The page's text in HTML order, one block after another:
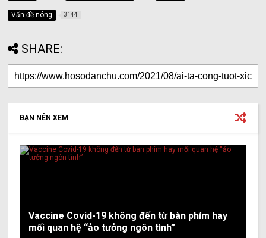
Vấn đề nóng 3144
SHARE:
BẠN NÊN XEM
Vaccine Covid-19 không đến từ bàn phím hay
mối quan hệ “ảo tưởng ngôn tình”